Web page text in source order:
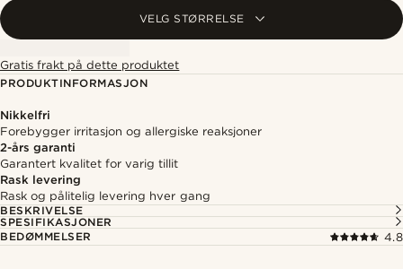
VELG STØRRELSE
Gratis frakt på dette produktet
PRODUKTINFORMASJON
Nikkelfri
Forebygger irritasjon og allergiske reaksjoner
2-års garanti
Garantert kvalitet for varig tillit
Rask levering
Rask og pålitelig levering hver gang
BESKRIVELSE
SPESIFIKASJONER
BEDØMMELSER
4.8